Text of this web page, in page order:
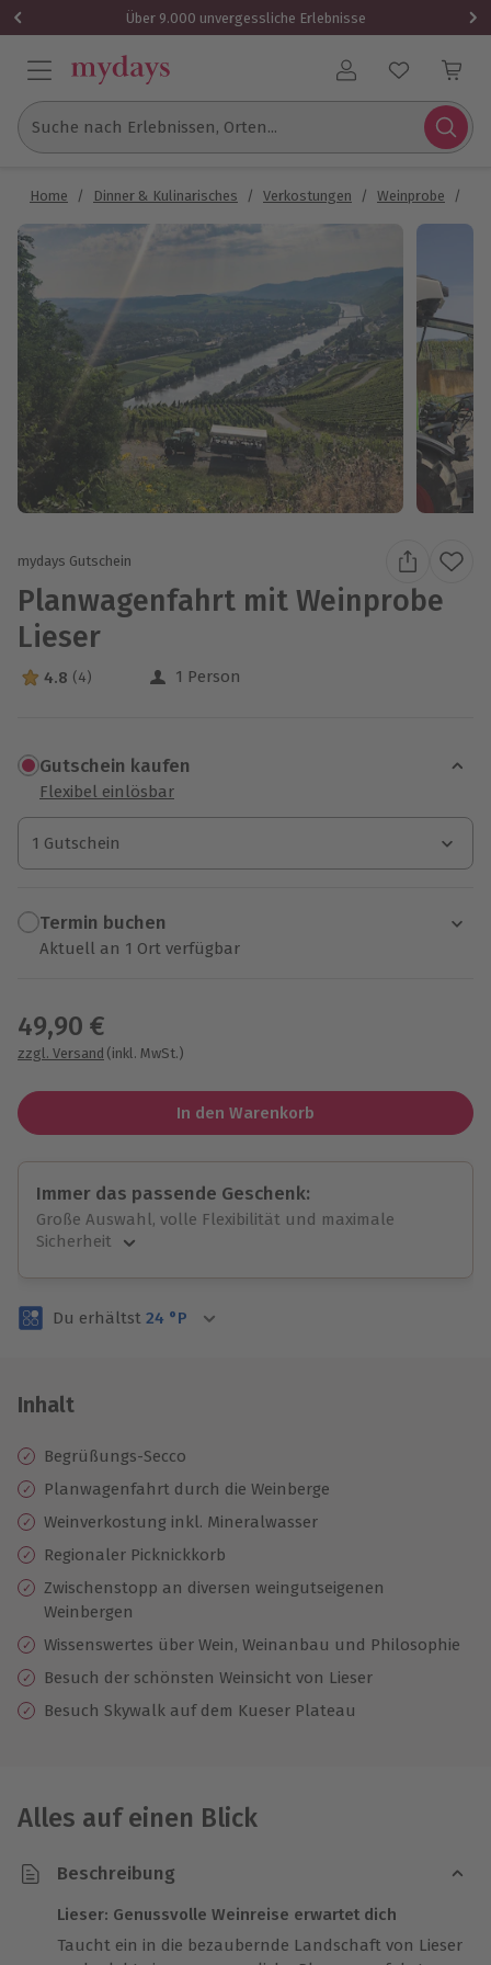
Über 9.000 unvergessliche Erlebnisse
Benutzerkonto
Suche nach Erlebnissen, Orten...
Home / Dinner & Kulinarisches / Verkostungen / Weinprobe /
mydays Gutschein
Planwagenfahrt mit Weinprobe
Lieser
4.8 Sterne von 5 aus 4 Bewertungen
4.8 (4) 1 Person
Gutschein kaufen
Flexibel einlösbar
1 Gutschein
1 Gutschein
1 Gutschein
Termin buchen
Aktuell an 1 Ort verfügbar
49,90 €
zzgl. Versand (inkl. MwSt.)
In den Warenkorb
Immer das passende Geschenk:
Große Auswahl, volle Flexibilität und maximale
Sicherheit
Volle Flexibilität
3 Jahre gültig & verlängerbar.
Du erhältst 24 °P
Inhalt
Begrüßungs-Secco
Planwagenfahrt durch die Weinberge
Weinverkostung inkl. Mineralwasser
Regionaler Picknickkorb
Zwischenstopp an diversen weingutseigenen
Weinbergen
Wissenswertes über Wein, Weinanbau und Philosophie
Besuch der schönsten Weinsicht von Lieser
Besuch Skywalk auf dem Kueser Plateau
Alles auf einen Blick
Beschreibung
Lieser: Genussvolle Weinreise erwartet dich
Taucht ein in die bezaubernde Landschaft von Lieser